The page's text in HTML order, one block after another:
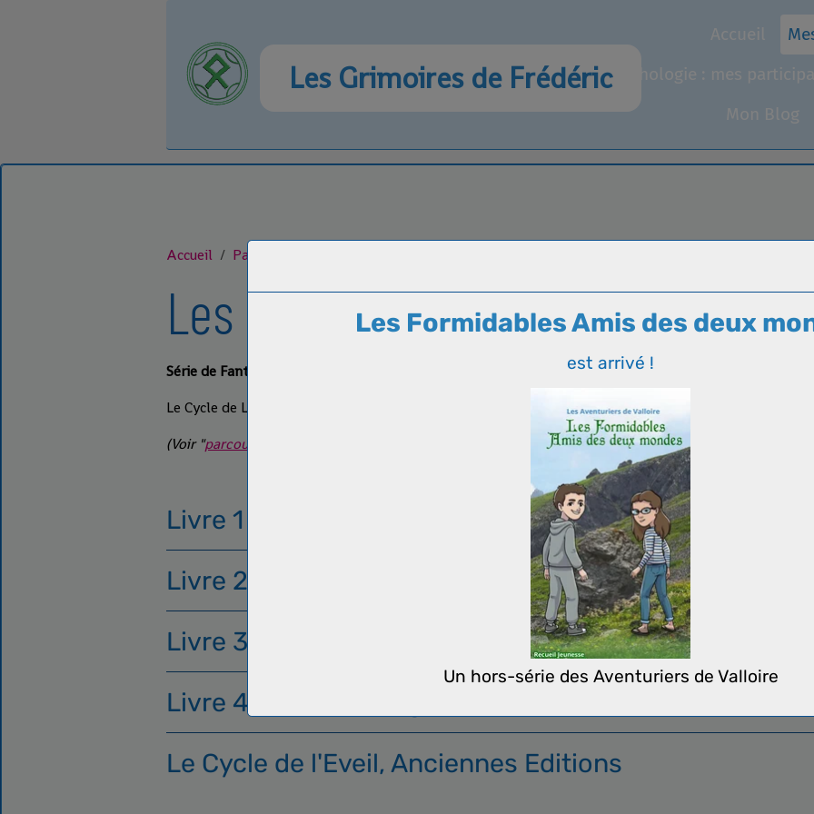
Les Grimoires de Frédéric
Accueil
Anthologie : mes
Mon Blog
Accueil Pages
Les Tomes
Série de Fantasy urbaine pour Adultes et Jeunes Adultes.
Le Cycle de L'Eveil a enfin pris la forme souhaité par son auteur dès le départ, soit 4 livres (3 publiés
(Voir "parcours éditorial
Livre 1 : Aube Mÿstique
Livre 2 : Jour Funèbre
Livre 3 : Sombre Crèpuscule
Livre 4 : Nuit de Sang
Le Cycle de l'Eveil, Anciennes Editions
Les Formidables Amis des deux
est arrivé !
Un hors-série des Aventuriers de Valloire